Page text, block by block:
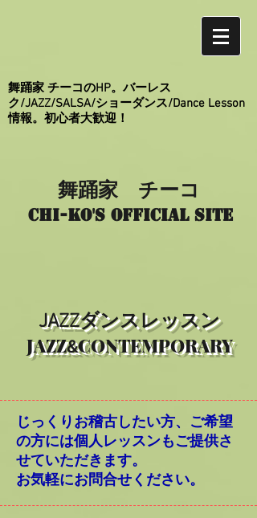
舞踊家 チーコのHP。バーレス
ク/JAZZ/SALSA/ショーダンス/Dance Lesson
情報。初心者大歓迎！
舞踊家 チーコ
Chi-ko's Official site
​JAZZダンスレッスン
JAZZ&CONTEMPORARY
じっくりお稽古したい方、ご希望
の方には個人レッスンもご提供さ
せていただきます。
お気軽にお問合せください。